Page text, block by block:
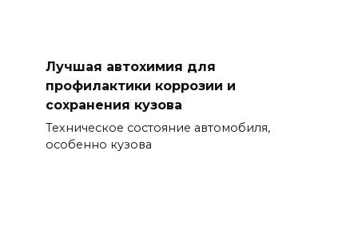
Лучшая автохимия для
профилактики коррозии и
сохранения кузова
Техническое состояние автомобиля,
особенно кузова